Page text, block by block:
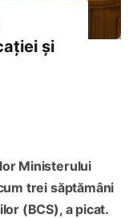
și
Ministerului
trei săptămâni
(BCS), a picat.